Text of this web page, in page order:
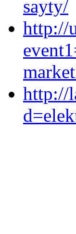
sayty/
http://
http://